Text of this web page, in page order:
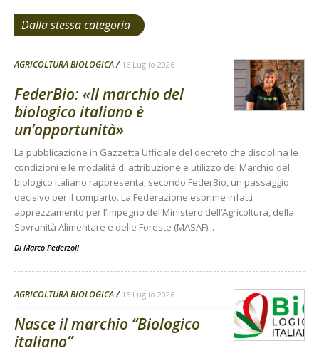
Dalla stessa categoria
AGRICOLTURA BIOLOGICA 16 Luglio 2026
FederBio: «Il marchio del
biologico italiano è
un’opportunità»
La pubblicazione in Gazzetta Ufficiale del decreto che disciplina le
condizioni e le modalità di attribuzione e utilizzo del Marchio del
biologico italiano rappresenta, secondo FederBio, un passaggio
decisivo per il comparto. La Federazione esprime infatti
apprezzamento per l’impegno del Ministero dell’Agricoltura, della
Sovranità Alimentare e delle Foreste (MASAF)...
Di Marco Pederzoli
AGRICOLTURA BIOLOGICA 15 Luglio 2026
Nasce il marchio “Biologico
italiano”